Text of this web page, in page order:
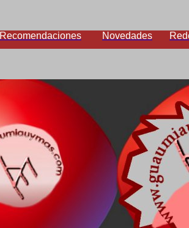
Recomendaciones Novedades